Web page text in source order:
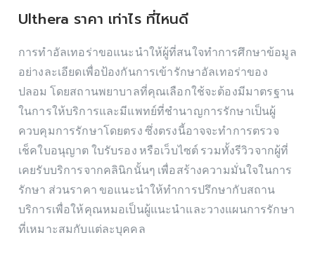
Ulthera ราคา เท่าไร ที่ไหนดี
การทําอัลเทอร่าขอแนะนำให้ผู้ที่สนใจทำการศึกษาข้อมูล
อย่างละเอียดเพื่อป้องกันการเข้ารักษาอัลเทอร่าของ
ปลอม โดยสถานพยาบาลที่คุณเลือกใช้จะต้องมีมาตรฐาน
ในการให้บริการและมีแพทย์ที่ชำนาญการรักษาเป็นผู้
ควบคุมการรักษาโดยตรง ซึ่งตรงนี้อาจจะทำการตรวจ
เช็คใบอนุญาต ใบรับรอง หรือเว็บไซต์ รวมทั้งรีวิวจากผู้ที่
เคยรับบริการจากคลินิกนั้นๆ เพื่อสร้างความมั่นใจในการ
รักษา ส่วนราคา ขอแนะนำให้ทำการปรึกษากับสถาน
บริการเพื่อให้คุณหมอเป็นผู้แนะนำและวางแผนการรักษา
ที่เหมาะสมกับแต่ละบุคคล